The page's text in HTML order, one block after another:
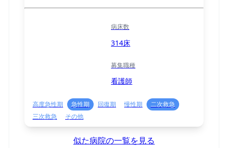
病床数
314床
募集職種
看護師
高度急性期 急性期 回復期 慢性期
二次救急
三次救急
その他
似た病院の一覧を見る